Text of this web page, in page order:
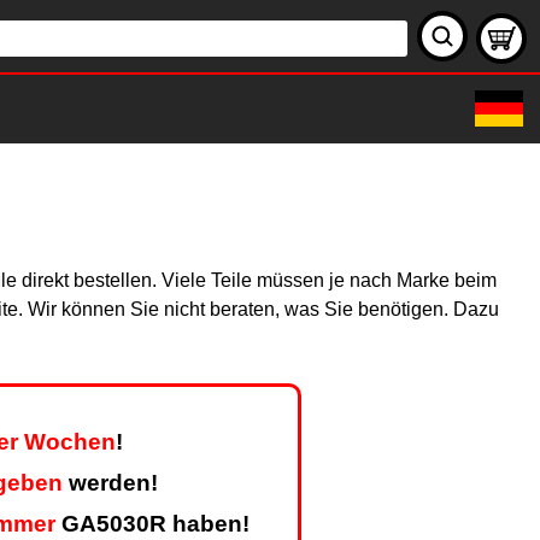
direkt bestellen. Viele Teile müssen je nach Marke beim
Wir können Sie nicht beraten, was Sie benötigen. Dazu
Wochen!
werden!
GA5030R haben!